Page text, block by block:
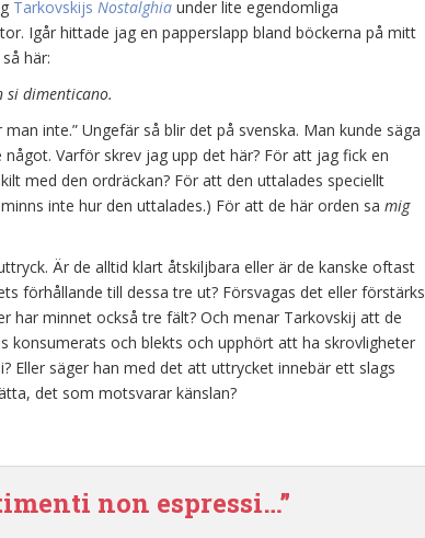
Tarkovskijs Nostalghia under lite egendomliga
Igår hittade jag en papperslapp bland böckerna på mitt
här:
si dimenticano.
inte.” Ungefär så blir det på svenska. Man kunde säga
Varför skrev jag upp det här? För att jag fick en
med den ordräckan? För att den uttalades speciellt
inte hur den uttalades.) För att de här orden sa mig
Är de alltid klart åtskiljbara eller är de kanske oftast
förhållande till dessa tre ut? Försvagas det eller förstärks
har minnet också tre fält? Och menar Tarkovskij att de
konsumerats och blekts och upphört att ha skrovligheter
Eller säger han med det att uttrycket innebär ett slags
det som motsvarar känslan?
non espressi…”